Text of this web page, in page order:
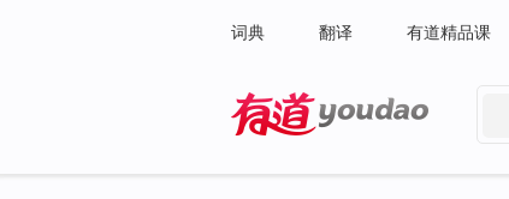
词典 翻译 有道精品课